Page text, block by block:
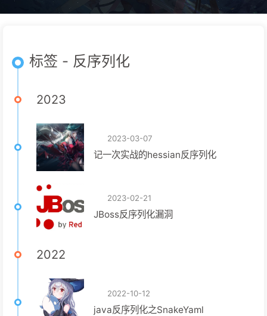
标签 - 反序列化
2023
2023-03-07
记一次实战的hessian反序列化
2023-02-21
JBoss反序列化漏洞
2022
2022-10-12
java反序列化之SnakeYaml